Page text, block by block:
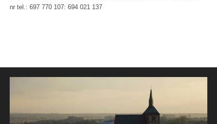
nr tel.: 697 770 107: 694 021 137